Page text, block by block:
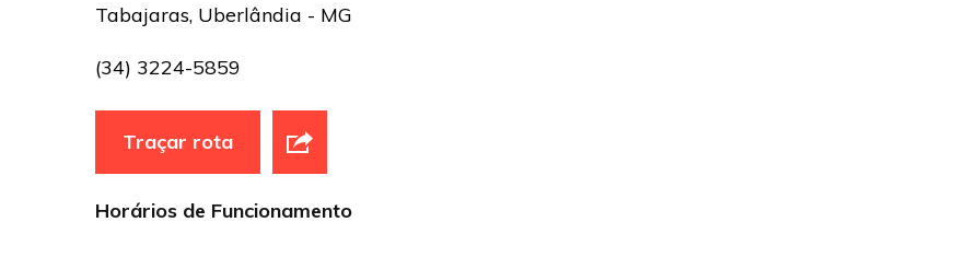
Tabajaras, Uberlândia - MG
(34) 3224-5859
Traçar rota
Horários de Funcionamento